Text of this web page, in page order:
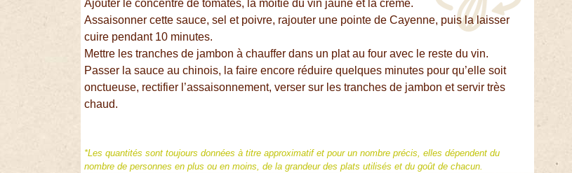
Ajouter le concentré de tomates, la moitié du vin jaune et la crème.
Assaisonner cette sauce, sel et poivre, rajouter une pointe de Cayenne, puis la laisser
cuire pendant 10 minutes.
Mettre les tranches de jambon à chauffer dans un plat au four avec le reste du vin.
Passer la sauce au chinois, la faire encore réduire quelques minutes pour qu’elle soit
onctueuse, rectifier l’assaisonnement, verser sur les tranches de jambon et servir très
chaud.
*Les quantités sont toujours données à titre approximatif et pour un nombre précis, elles dépendent du
nombre de personnes en plus ou en moins, de la grandeur des plats utilisés et du goût de chacun.